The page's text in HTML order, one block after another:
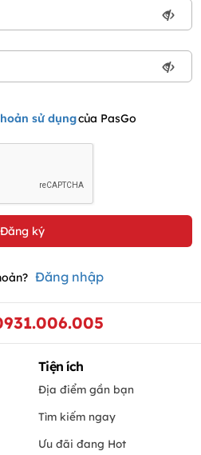
sử dụngcủa PasGo
Đăng nhập
Tiện ích
Địa điểm gần bạn
Tìm kiếm ngay
Ưu đãi đang Hot